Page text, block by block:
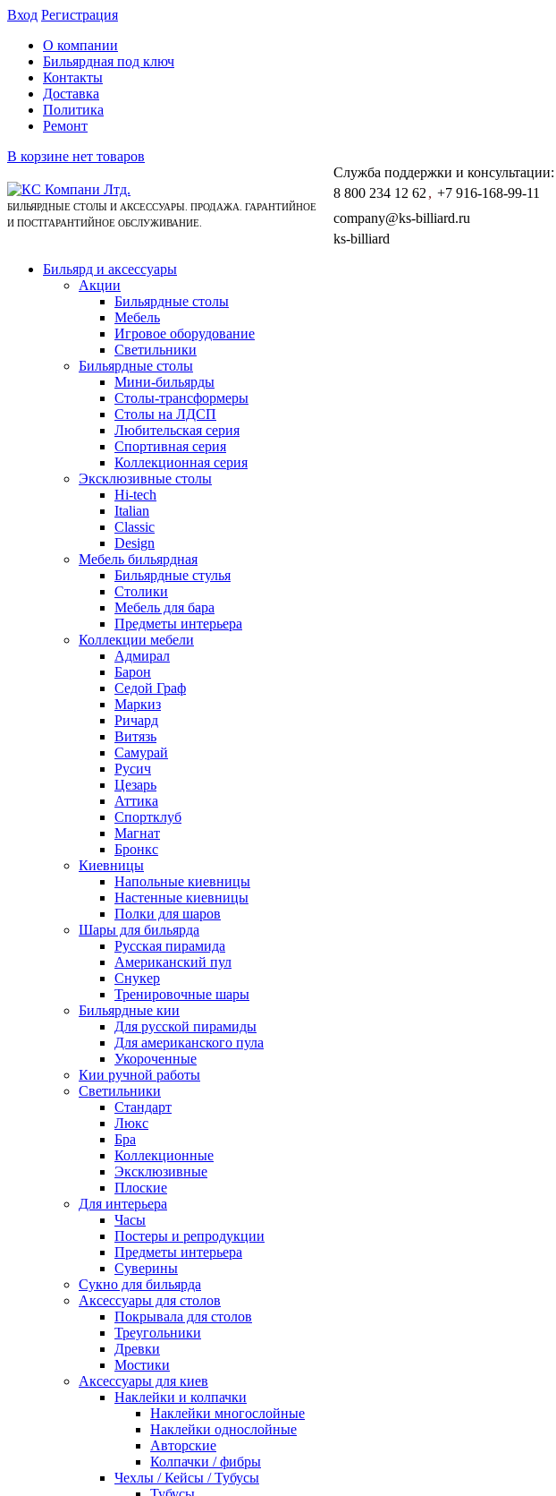
Вход Регистрация
О компании
Бильярдная под ключ
Контакты
Доставка
Политика
Ремонт
В корзине нет товаров
БИЛЬЯРДНЫЕ СТОЛЫ И АКСЕССУАРЫ. ПРОДАЖА. ГАРАНТИЙНОЕ
И ПОСТГАРАНТИЙНОЕ ОБСЛУЖИВАНИЕ.
Cлужба поддержки и консультации:
8 800 234 12 62 , +7 916-168-99-11
company@ks-billiard.ru
ks-billiard
Бильярд и аксессуары
Акции
Бильярдные столы
Мебель
Игровое оборудование
Светильники
Бильярдные столы
Мини-бильярды
Столы-трансформеры
Столы на ЛДСП
Любительская серия
Спортивная серия
Коллекционная серия
Эксклюзивные столы
Hi-tech
Italian
Сlassic
Design
Мебель бильярдная
Бильярдные стулья
Столики
Мебель для бара
Предметы интерьера
Коллекции мебели
Адмирал
Барон
Седой Граф
Маркиз
Ричард
Витязь
Самурай
Русич
Цезарь
Аттика
Спортклуб
Магнат
Бронкс
Киевницы
Напольные киевницы
Настенные киевницы
Полки для шаров
Шары для бильярда
Русская пирамида
Американский пул
Снукер
Тренировочные шары
Бильярдные кии
Для русской пирамиды
Для американского пула
Укороченные
Кии ручной работы
Светильники
Стандарт
Люкс
Бра
Коллекционные
Эксклюзивные
Плоские
Для интерьера
Часы
Постеры и репродукции
Предметы интерьера
Суверины
Сукно для бильярда
Аксессуары для столов
Покрывала для столов
Треугольники
Древки
Мостики
Аксессуары для киев
Наклейки и колпачки
Наклейки многослойные
Наклейки однослойные
Авторские
Колпачки / фибры
Чехлы / Кейсы / Тубусы